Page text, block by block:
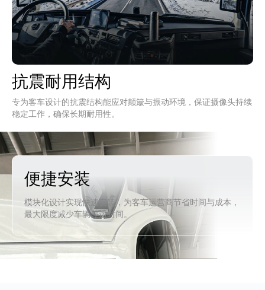
抗震耐用结构
专为客车设计的抗震结构能应对颠簸与振动环境，保证摄像头持续
稳定工作，确保长期耐用性。
便捷安装
模块化设计实现快速安装，为客车运营商节省时间与成本，
最大限度减少车辆停运时间。